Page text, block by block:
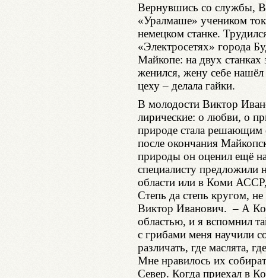
Вернувшись со службы,
«Уралмаше» учеником
немецком станке.
«Электросетях» города
Майкопе: на двух
женился, жену себе нашёл
цеху – делала гайки.
В молодости Виктор
лирические: о любви, о
природе стала решающим
после окончания
природы он оценил ещё
специалисту предложили
области или в Коми
Степь да степь кругом, не
Виктор Иванович. – А
областью, и я вспомнил
с грибами меня научили
различать, где маслята,
Мне нравилось их
Север. Когда приехал в